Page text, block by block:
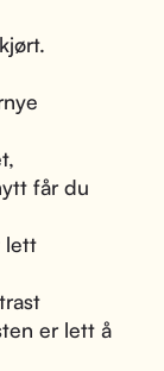
får du
lett
er lett å